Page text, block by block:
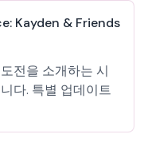
Kayden & Friends
전을 소개하는 시
다. 특별 업데이트